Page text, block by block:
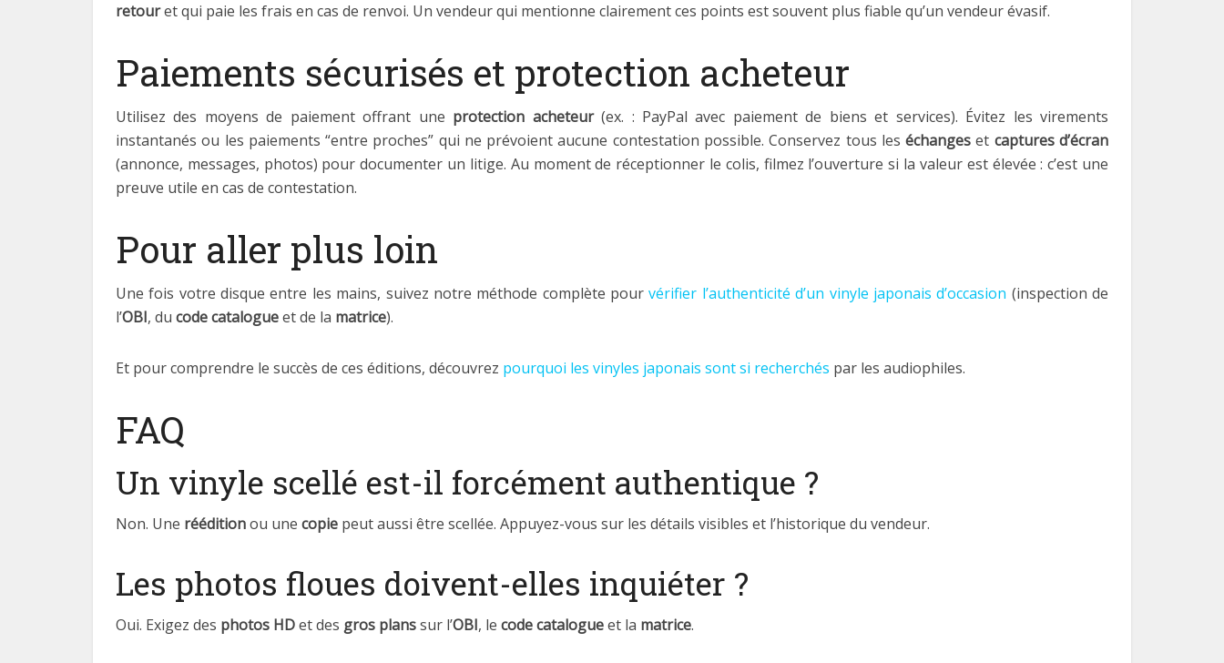
retouret qui paie les frais en cas de renvoi. Un vendeur qui mentionne clairement ces points est souvent plus fiable qu’un vendeur évasif.
Paiements sécurisés et protection acheteur
Utilisez des moyens de paiement offrant une protection acheteur(ex. : PayPal avec paiement de biens et services). Évitez les virements
instantanés ou les paiements “entre proches” qui ne prévoient aucune contestation possible. Conservez tous leséchanges et captures d’écran
(annonce, messages, photos) pour documenter un litige. Au moment de réceptionner le colis, filmez l’ouverture si la valeur est élevée : c’est une
preuve utile en cas de contestation.
Pour aller plus loin
Une fois votre disque entre les mains, suivez notre méthode complète pourvérifier l’authenticité d’un vinyle japonais d’occasion (inspection de
l’OBI, du code catalogueet de la matrice).
Et pour comprendre le succès de ces éditions, découvrez pourquoi les vinyles japonais sont si recherchés par les audiophiles.
FAQ
Un vinyle scellé est-il forcément authentique ?
Non. Une rééditionou une copie peut aussi être scellée. Appuyez-vous sur les détails visibles et l’historique du vendeur.
Les photos floues doivent-elles inquiéter ?
Oui. Exigez des photos HDet des gros planssur l’OBI, le code catalogueet la matrice.